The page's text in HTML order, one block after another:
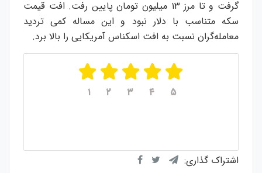
گرفت و تا مرز ۱۳ میلیون تومان پایین رفت. افت قیمت
سکه متناسب با دلار نبود و این مساله کمی تردید
معامله‌گران نسبت به افت اسکناس آمریکایی را بالا برد.
۱ ۲ ۳ ۴ ۵
اشتراک گذاری: